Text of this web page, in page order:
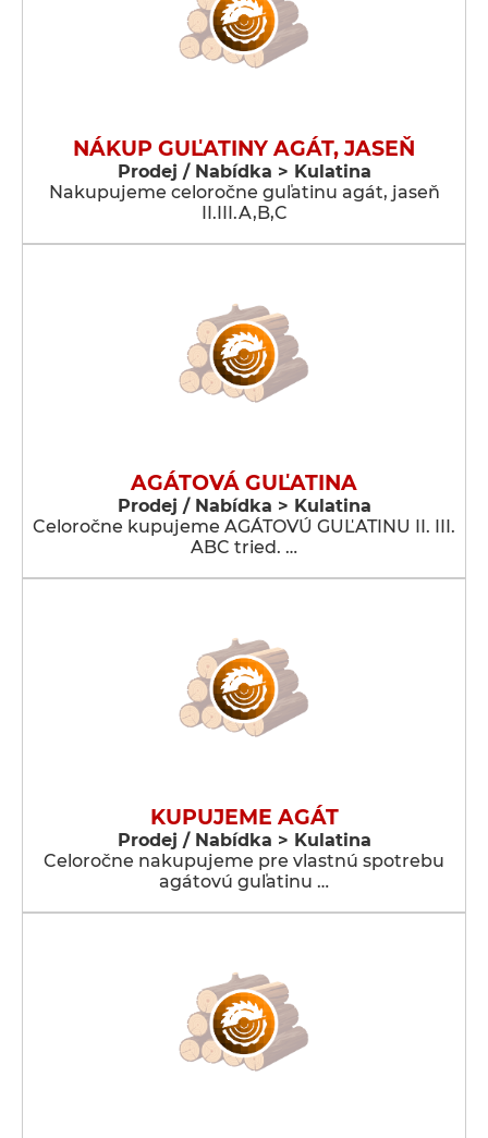
NÁKUP GUĽATINY AGÁT, JASEŇ
Prodej / Nabídka > Kulatina
Nakupujeme celoročne guľatinu agát, jaseň
II.III.A,B,C
AGÁTOVÁ GUĽATINA
Prodej / Nabídka > Kulatina
Celoročne kupujeme AGÁTOVÚ GUĽATINU II. III.
ABC tried. …
KUPUJEME AGÁT
Prodej / Nabídka > Kulatina
Celoročne nakupujeme pre vlastnú spotrebu
agátovú guľatinu …